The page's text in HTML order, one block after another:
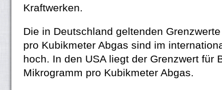
Kraftwerken.
Die in Deutschland geltenden
pro Kubikmeter Abgas sind im
hoch. In den USA liegt der Grenzwert für
Mikrogramm pro Kubikmeter Abgas.